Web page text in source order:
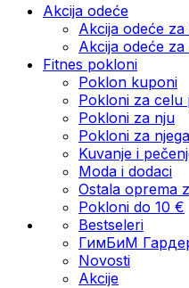
Akcija odeće
Akcija odeće za
Akcija odeće
Fitnes pokloni
Poklon kuponi
Pokloni za celu
Pokloni za nju
Pokloni za njega
Kuvanje i
Moda i dodaci
Ostala oprema
Pokloni do 10 €
Bestseleri
ГимБиМ
Novosti
Akcije